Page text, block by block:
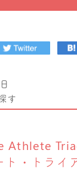
す
Athlete
・トライ